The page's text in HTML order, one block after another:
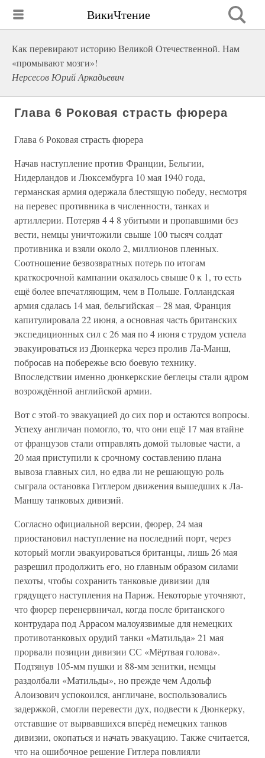
ВикиЧтение
Как перевирают историю Великой Отечественной. Нам
«промывают мозги»!
Нерсесов Юрий Аркадьевич
Глава 6 Роковая страсть фюрера
Глава 6 Роковая страсть фюрера
Начав наступление против Франции, Бельгии,
Нидерландов и Люксембурга 10 мая 1940 года,
германская армия одержала блестящую победу, несмотря
на перевес противника в численности, танках и
артиллерии. Потеряв 4 4 8 убитыми и пропавшими без
вести, немцы уничтожили свыше 100 тысяч солдат
противника и взяли около 2, миллионов пленных.
Соотношение безвозвратных потерь по итогам
краткосрочной кампании оказалось свыше 0 к 1, то есть
ещё более впечатляющим, чем в Польше. Голландская
армия сдалась 14 мая, бельгийская – 28 мая, Франция
капитулировала 22 июня, а основная часть британских
экспедиционных сил с 26 мая по 4 июня с трудом успела
эвакуироваться из Дюнкерка через пролив Ла-Манш,
побросав на побережье всю боевую технику.
Впоследствии именно дюнкеркские беглецы стали ядром
возрождённой английской армии.
Вот с этой-то эвакуацией до сих пор и остаются вопросы.
Успеху англичан помогло, то, что они ещё 17 мая втайне
от французов стали отправлять домой тыловые части, а
20 мая приступили к срочному составлению плана
вывоза главных сил, но едва ли не решающую роль
сыграла остановка Гитлером движения вышедших к Ла-
Маншу танковых дивизий.
Согласно официальной версии, фюрер, 24 мая
приостановил наступление на последний порт, через
который могли эвакуироваться британцы, лишь 26 мая
разрешил продолжить его, но главным образом силами
пехоты, чтобы сохранить танковые дивизии для
грядущего наступления на Париж. Некоторые уточняют,
что фюрер перенервничал, когда после британского
контрудара под Аррасом малоуязвимые для немецких
противотанковых орудий танки «Матильда» 21 мая
прорвали позиции дивизии СС «Мёртвая голова».
Подтянув 105-мм пушки и 88-мм зенитки, немцы
раздолбали «Матильды», но прежде чем Адольф
Алоизович успокоился, англичане, воспользовались
задержкой, смогли перевести дух, подвести к Дюнкерку,
отставшие от вырвавшихся вперёд немецких танков
дивизии, окопаться и начать эвакуацию. Также считается,
что на ошибочное решение Гитлера повлияли